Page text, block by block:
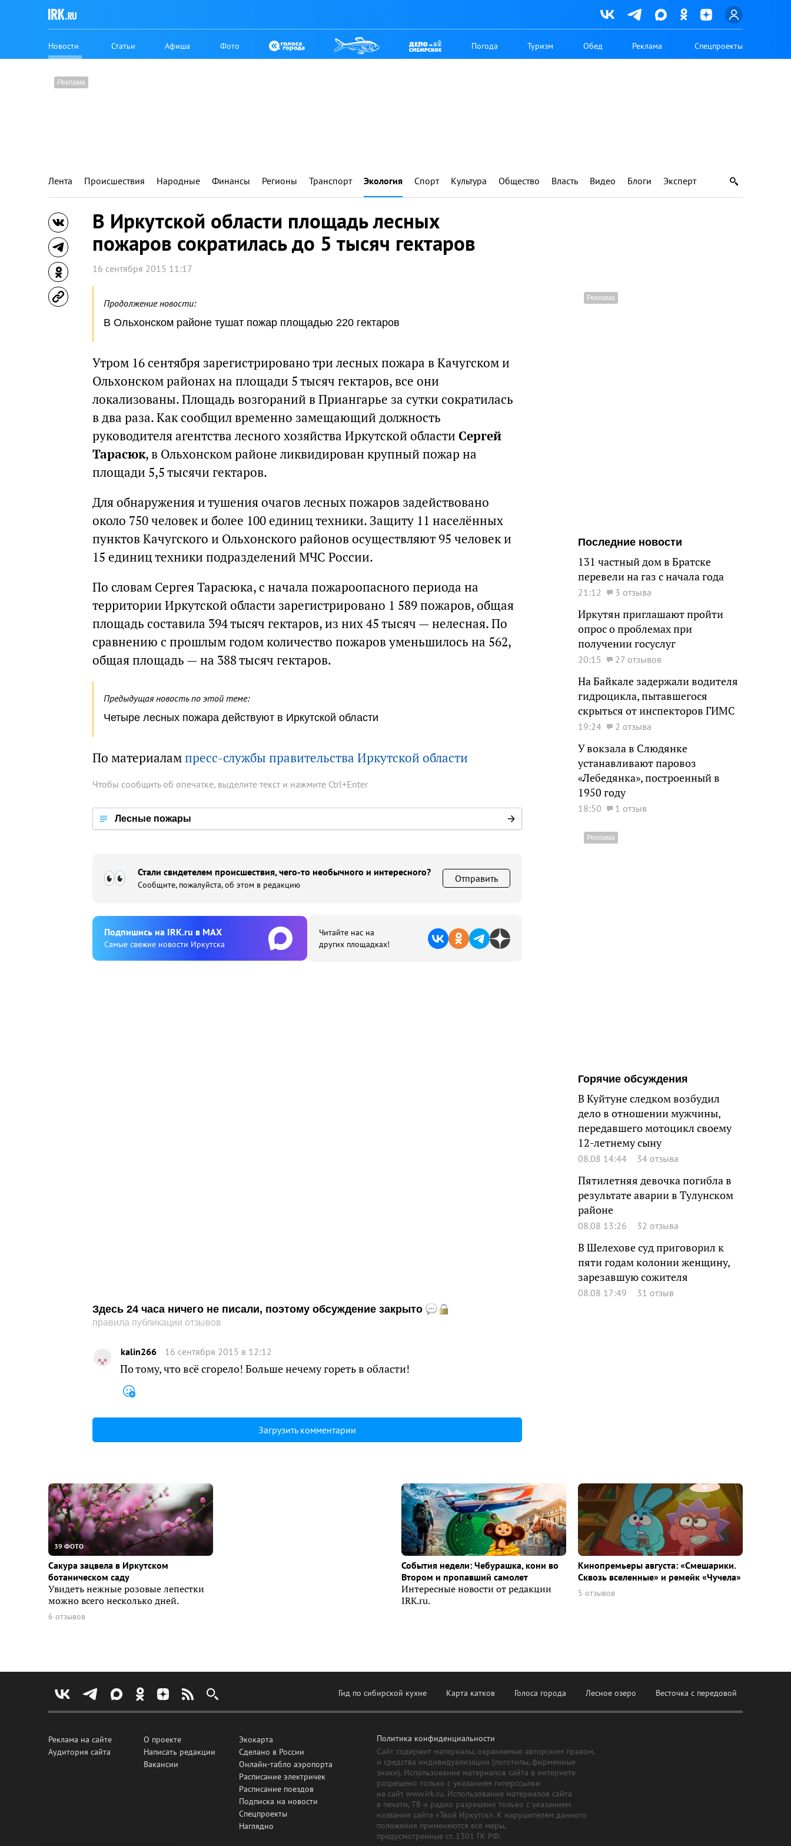
Новости Статьи Афиша Фото Погода Туризм Обед Реклама Спецпроекты
Лента Происшествия Народные Финансы Регионы Транспорт Экология Спорт Культура Общество Власть Видео Блоги Эксперт
В Иркутской области площадь лесных
пожаров сократилась до 5 тысяч гектаров
16 сентября 2015 11:17
Продолжение новости:
В Ольхонском районе тушат пожар площадью 220 гектаров
Утром 16 сентября зарегистрировано три лесных пожара в Качугском и
Ольхонском районах на площади 5 тысяч гектаров, все они
локализованы. Площадь возгораний в Приангарье за сутки сократилась
в два раза. Как сообщил временно замещающий должность
руководителя агентства лесного хозяйства Иркутской области Сергей
Тарасюк, в Ольхонском районе ликвидирован крупный пожар на
площади 5,5 тысячи гектаров.
Для обнаружения и тушения очагов лесных пожаров задействовано
около 750 человек и более 100 единиц техники. Защиту 11 населённых
пунктов Качугского и Ольхонского районов осуществляют 95 человек и
15 единиц техники подразделений МЧС России.
По словам Сергея Тарасюка, с начала пожароопасного периода на
территории Иркутской области зарегистрировано 1 589 пожаров, общая
площадь составила 394 тысяч гектаров, из них 45 тысяч — нелесная. По
сравнению с прошлым годом количество пожаров уменьшилось на 562,
общая площадь — на 388 тысяч гектаров.
Предыдущая новость по этой теме:
Четыре лесных пожара действуют в Иркутской области
По материалампресс-службы правительства Иркутской области
Чтобы сообщить об опечатке, выделите текст и нажмите Ctrl+Enter
Лесные пожары
Стали свидетелем происшествия, чего-то необычного и интересного?
Сообщите, пожалуйста, об этом в редакцию
Отправить
Подпишиcь на IRK.ru в MAX
Cамые свежие новости Иркутска
Читайте нас на
других площадках!
Здесь 24 часа ничего не писали, поэтому обсуждение закрыто
правила публикации отзывов
kalin266 16 сентября 2015 в 12:12
По тому, что всё сгорело! Больше нечему гореть в области!
Загрузить комментарии
Последние новости
131 частный дом в Братске
перевели на газ с начала года
21:12 3 отзыва
Иркутян приглашают пройти
опрос о проблемах при
получении госуслуг
20:15 27 отзывов
На Байкале задержали водителя
гидроцикла, пытавшегося
скрыться от инспекторов ГИМС
19:24 2 отзыва
У вокзала в Слюдянке
устанавливают паровоз
«Лебедянка», построенный в
1950 году
18:50 1 отзыв
Горячие обсуждения
В Куйтуне следком возбудил
дело в отношении мужчины,
передавшего мотоцикл своему
12-летнему сыну
08.08 14:44 34 отзыва
Пятилетняя девочка погибла в
результате аварии в Тулунском
районе
08.08 13:26 32 отзыва
В Шелехове суд приговорил к
пяти годам колонии женщину,
зарезавшую сожителя
08.08 17:49 31 отзыв
39 ФОТО
Сакура зацвела в Иркутском
ботаническом саду
Увидеть нежные розовые лепестки
можно всего несколько дней.
6 отзывов
События недели: Чебурашка, кони во
Втором и пропавший самолет
Интересные новости от редакции
IRK.ru.
Кинопремьеры августа: «Смешарики.
Сквозь вселенные» и ремейк «Чучела»
5 отзывов
Гид по сибирской кухне Карта катков Голоса города Лесное озеро Весточка с передовой
Реклама на сайте
Аудитория сайта
О проекте
Написать редакции
Вакансии
Экокарта
Сделано в России
Онлайн-табло аэропорта
Расписание электричек
Расписание поездов
Подписка на новости
Спецпроекты
Наглядно
Политика конфиденциальности
Сайт содержит материалы, охраняемые авторским правом,
и средства индивидуализации (логотипы, фирменные
знаки). Использование материалов сайта в интернете
разрешено только с указанием гиперссылки
на сайт www.irk.ru. Использование материалов сайта
в печати, ТВ и радио разрешено только с указанием
названия сайта «Твой Иркутск». К нарушителям данного
положения применяются все меры,
предусмотренные ст. 1301 ГК РФ.